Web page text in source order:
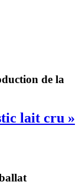
de la
lait cru »